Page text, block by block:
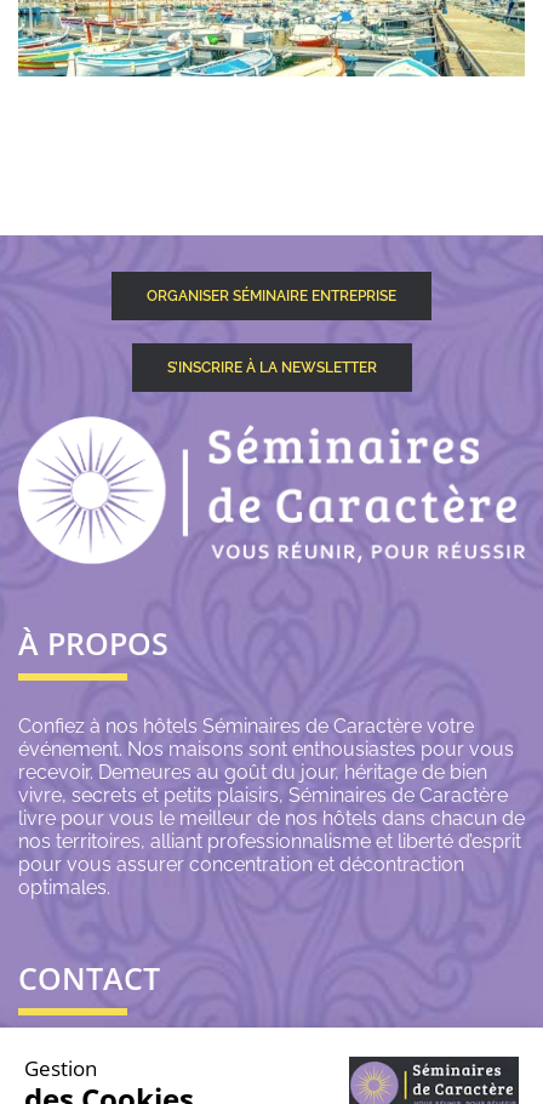
ORGANISER SÉMINAIRE ENTREPRISE
S’INSCRIRE À LA NEWSLETTER
À PROPOS
Confiez à nos hôtels Séminaires de Caractère votre
événement. Nos maisons sont enthousiastes pour vous
recevoir. Demeures au goût du jour, héritage de bien
vivre, secrets et petits plaisirs, Séminaires de Caractère
livre pour vous le meilleur de nos hôtels dans chacun de
nos territoires, alliant professionnalisme et liberté d’esprit
pour vous assurer concentration et décontraction
optimales.
CONTACT
06 43 69 79 72
Gestion